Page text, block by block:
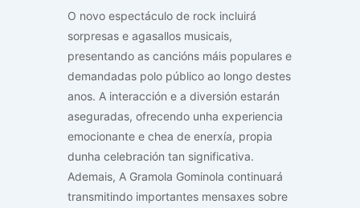
O novo espectáculo de rock incluirá
sorpresas e agasallos musicais,
presentando as cancións máis populares e
demandadas polo público ao longo destes
anos. A interacción e a diversión estarán
aseguradas, ofrecendo unha experiencia
emocionante e chea de enerxía, propia
dunha celebración tan significativa.
Ademais, A Gramola Gominola continuará
transmitindo importantes mensaxes sobre